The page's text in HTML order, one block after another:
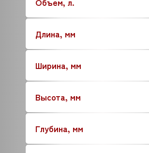
APS
ASCASO
ASCON TECNOLOGIC
ASF/THOMAS
ATA
ATESY (АТЕСИ)
ATEL
ATOLLSPEED
BAKE OFF
BARTSCHER
Длина, мм
Ширина, мм
Высота, мм
Глубина, мм